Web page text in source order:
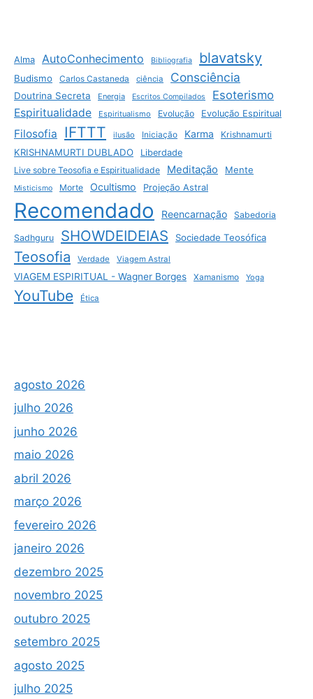
Alma AutoConhecimento Bibliografia blavatsky
Budismo Carlos Castaneda ciência Consciência
Doutrina Secreta Energia Escritos Compilados Esoterismo
Espiritualidade Espiritualismo Evolução Evolução Espiritual
Filosofia IFTTT ilusão Iniciação Karma Krishnamurti
KRISHNAMURTI DUBLADO
Liberdade
Live sobre Teosofia e Espiritualidade
Meditação Mente
Misticismo Morte Ocultismo Projeção Astral
Recomendado Reencarnação Sabedoria
Sadhguru SHOWDEIDEIAS Sociedade Teosófica
Teosofia Verdade Viagem Astral
VIAGEM ESPIRITUAL - Wagner Borges Xamanismo Yoga
YouTube Ética
agosto 2026
julho 2026
junho 2026
maio 2026
abril 2026
março 2026
fevereiro 2026
janeiro 2026
dezembro 2025
novembro 2025
outubro 2025
setembro 2025
agosto 2025
julho 2025